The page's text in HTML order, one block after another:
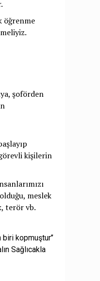
öğrenme
şoförden
kişilerin
meslek
terör vb.
kopmuştur’’
Sağlıcakla